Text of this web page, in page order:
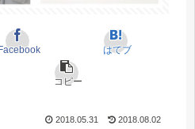
Facebook はてブ
コピー
2018.05.31 2018.08.02